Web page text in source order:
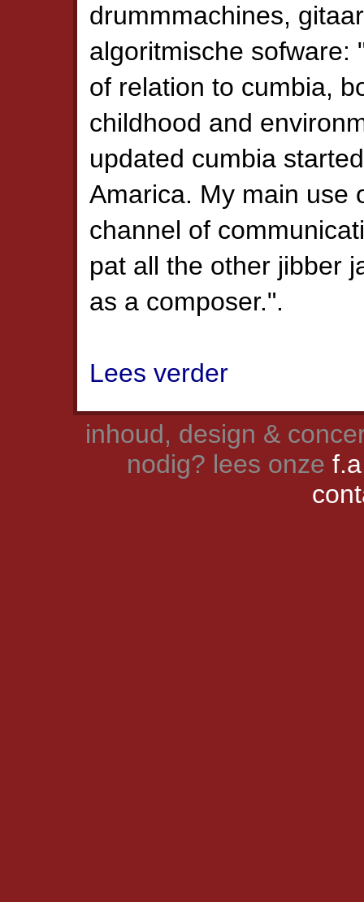
drummmachines,
algoritmische sofware:
of relation to cumbia,
childhood and
updated cumbia
Amarica. My main use
channel of
pat all the other jibber
as a composer.".
Lees verder
inhoud, design &
nodig? lees onze